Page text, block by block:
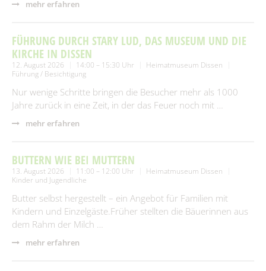
mehr erfahren
FÜHRUNG DURCH STARY LUD, DAS MUSEUM UND DIE
KIRCHE IN DISSEN
12. August 2026 14:00 – 15:30 Uhr
Heimatmuseum Dissen
Führung / Besichtigung
Nur wenige Schritte bringen die Besucher mehr als 1000
Jahre zurück in eine Zeit, in der das Feuer noch mit …
mehr erfahren
BUTTERN WIE BEI MUTTERN
13. August 2026 11:00 – 12:00 Uhr
Heimatmuseum Dissen
Kinder und Jugendliche
Butter selbst hergestellt – ein Angebot für Familien mit
Kindern und Einzelgäste.Früher stellten die Bäuerinnen aus
dem Rahm der Milch …
mehr erfahren